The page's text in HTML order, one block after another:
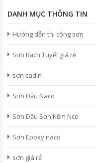
DANH MỤC THÔNG TIN
Hướng dẫn thi công sơn
Sơn Bạch Tuyết giá rẻ
sơn cadin
Sơn Dầu Naco
Sơn Dầu Sơn Kẽm Nco
Sơn Epoxy naco
sơn giá rẻ